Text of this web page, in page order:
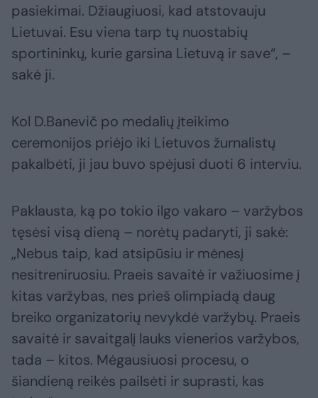
pasiekimai. Džiaugiuosi, kad atstovauju
Lietuvai. Esu viena tarp tų nuostabių
sportininkų, kurie garsina Lietuvą ir save“, –
sakė ji.
Kol D.Banevič po medalių įteikimo
ceremonijos priėjo iki Lietuvos žurnalistų
pakalbėti, ji jau buvo spėjusi duoti 6 interviu.
Paklausta, ką po tokio ilgo vakaro – varžybos
tęsėsi visą dieną – norėtų padaryti, ji sakė:
„Nebus taip, kad atsipūsiu ir mėnesį
nesitreniruosiu. Praeis savaitė ir važiuosime į
kitas varžybas, nes prieš olimpiadą daug
breiko organizatorių nevykdė varžybų. Praeis
savaitė ir savaitgalį lauks vienerios varžybos,
tada – kitos. Mėgausiuosi procesu, o
šiandieną reikės pailsėti ir suprasti, kas